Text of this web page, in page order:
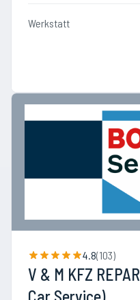
Werkstatt
4.8(103)
V & M KFZ